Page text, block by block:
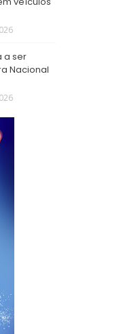
a ser
Nacional